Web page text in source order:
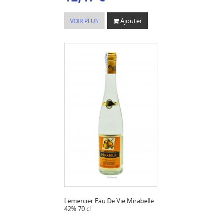
VOIR PLUS Ajouter
Lemercier Eau De Vie Mirabelle
42% 70 cl